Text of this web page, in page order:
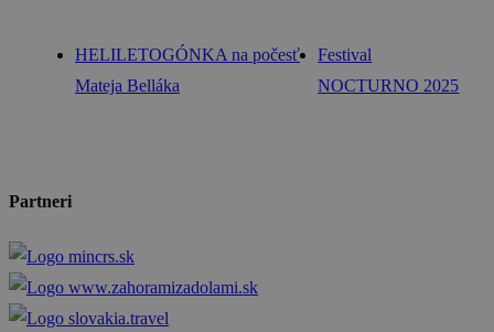
HELILETOGÓNKA na počesť
Mateja Belláka
Festival
NOCTURNO 2025
Partneri